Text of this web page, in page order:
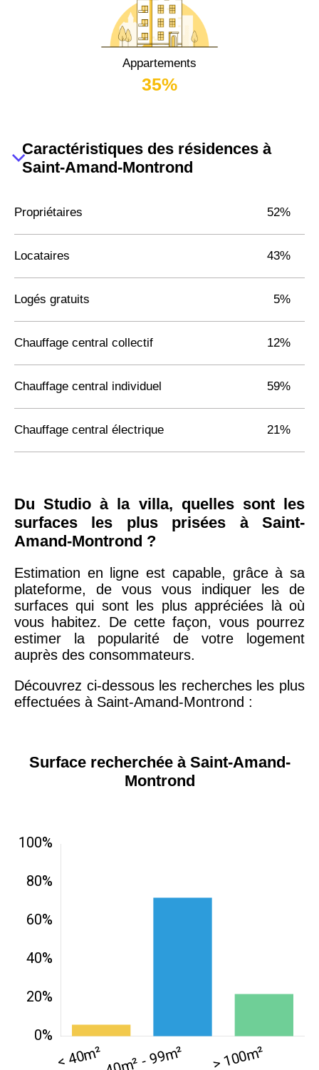
Appartements
35%
Caractéristiques des résidences à
Saint-Amand-Montrond
Propriétaires 52%
Locataires 43%
Logés gratuits 5%
Chauffage central collectif 12%
Chauffage central individuel 59%
Chauffage central électrique 21%
Du Studio à la villa, quelles sont les
surfaces les plus prisées à Saint-
Amand-Montrond ?
Estimation en ligne est capable, grâce à sa
plateforme, de vous vous indiquer les de
surfaces qui sont les plus appréciées là où
vous habitez. De cette façon, vous pourrez
estimer la popularité de votre logement
auprès des consommateurs.
Découvrez ci-dessous les recherches les plus
effectuées à Saint-Amand-Montrond :
Surface recherchée à Saint-Amand-
Montrond